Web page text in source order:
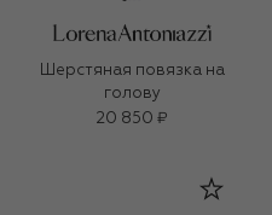
Шерстяная повязка на
голову
20 850 ₽